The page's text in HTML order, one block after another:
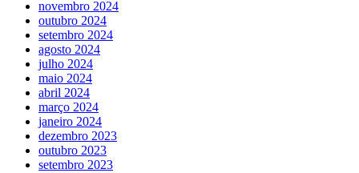
novembro 2024
outubro 2024
setembro 2024
agosto 2024
julho 2024
maio 2024
abril 2024
março 2024
janeiro 2024
dezembro 2023
outubro 2023
setembro 2023